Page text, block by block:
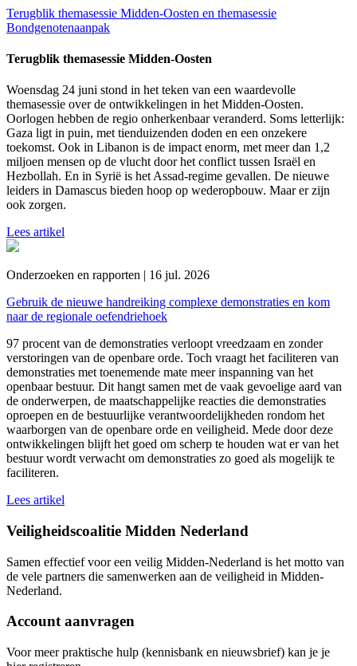
Terugblik themasessie Midden-Oosten en themasessie
Bondgenotenaanpak
Terugblik themasessie Midden-Oosten
Woensdag 24 juni stond in het teken van een waardevolle
themasessie over de ontwikkelingen in het Midden-Oosten.
Oorlogen hebben de regio onherkenbaar veranderd. Soms letterlijk:
Gaza ligt in puin, met tienduizenden doden en een onzekere
toekomst. Ook in Libanon is de impact enorm, met meer dan 1,2
miljoen mensen op de vlucht door het conflict tussen Israël en
Hezbollah. En in Syrië is het Assad-regime gevallen. De nieuwe
leiders in Damascus bieden hoop op wederopbouw. Maar er zijn
ook zorgen.
Lees artikel
Onderzoeken en rapporten | 16 jul. 2026
Gebruik de nieuwe handreiking complexe demonstraties en kom
naar de regionale oefendriehoek
97 procent van de demonstraties verloopt vreedzaam en zonder
verstoringen van de openbare orde. Toch vraagt het faciliteren van
demonstraties met toenemende mate meer inspanning van het
openbaar bestuur. Dit hangt samen met de vaak gevoelige aard van
de onderwerpen, de maatschappelijke reacties die demonstraties
oproepen en de bestuurlijke verantwoordelijkheden rondom het
waarborgen van de openbare orde en veiligheid. Mede door deze
ontwikkelingen blijft het goed om scherp te houden wat er van het
bestuur wordt verwacht om demonstraties zo goed als mogelijk te
faciliteren.
Lees artikel
Veiligheidscoalitie Midden Nederland
Samen effectief voor een veilig Midden-Nederland is het motto van
de vele partners die samenwerken aan de veiligheid in Midden-
Nederland.
Account aanvragen
Voor meer praktische hulp (kennisbank en nieuwsbrief) kan je je